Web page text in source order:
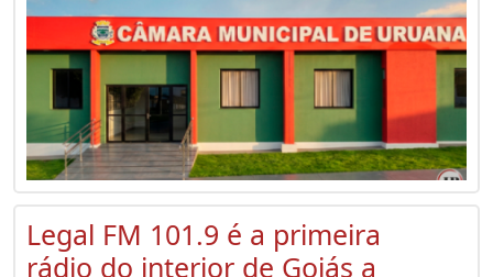
Legal FM 101.9 é a primeira
rádio do interior de Goiás a